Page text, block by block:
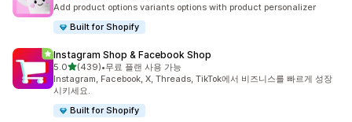
Add product options variants options with product personalizer
Built for Shopify
Instagram Shop & Facebook Shop
5.0별 5개 중
(439)
총 리뷰 439개
•무료 플랜 사용 가능
Instagram, Facebook, X, Threads, TikTok에서 비즈니스를 빠르게 성장
시키세요.
Built for Shopify